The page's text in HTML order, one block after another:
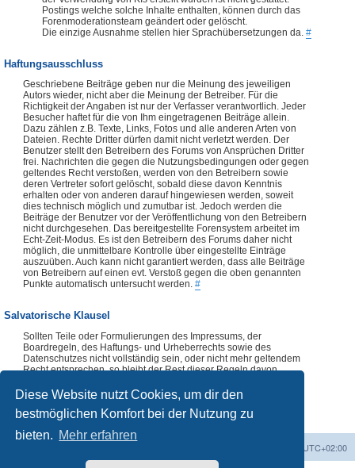
Diese Website nutzt Cookies, um dir den
bestmöglichen Komfort bei der Nutzung zu
bieten. Mehr erfahren
Postings welche solche Inhalte enthalten, können durch das
Forenmoderationsteam geändert oder gelöscht.
Die einzige Ausnahme stellen hier Sprachübersetzungen da. #
Haftungsausschluss
Geschriebene Beiträge geben nur die Meinung des jeweiligen
Autors wieder, nicht aber die Meinung der Betreiber. Für die
Richtigkeit der Angaben ist nur der Verfasser verantwortlich. Jeder
Besucher haftet für die von Ihm eingetragenen Beiträge allein.
Dazu zählen z.B. Texte, Links, Fotos und alle anderen Arten von
Dateien. Rechte Dritter dürfen damit nicht verletzt werden. Der
Benutzer stellt den Betreibern des Forums von Ansprüchen Dritter
frei. Nachrichten die gegen die Nutzungsbedingungen oder gegen
geltendes Recht verstoßen, werden von den Betreibern sowie
deren Vertreter sofort gelöscht, sobald diese davon Kenntnis
erhalten oder von anderen darauf hingewiesen werden, soweit
dies technisch möglich und zumutbar ist. Jedoch werden die
Beiträge der Benutzer vor der Veröffentlichung von den Betreibern
nicht durchgesehen. Das bereitgestellte Forensystem arbeitet im
Echt-Zeit-Modus. Es ist den Betreibern des Forums daher nicht
möglich, die unmittelbare Kontrolle über eingestellte Einträge
auszuüben. Auch kann nicht garantiert werden, dass alle Beiträge
von Betreibern auf einen evt. Verstoß gegen die oben genannten
Punkte automatisch untersucht werden. #
Salvatorische Klausel
Sollten Teile oder Formulierungen des Impressums, der
Boardregeln, des Haftungs- und Urheberrechts sowie des
Datenschutzes nicht vollständig sein, oder nicht mehr geltendem
Recht entsprechen, so bleibt der Rest dieser Regeln davon
auszugsweise, ist ohne vorherige Abklärung mit dem Forenteam
nicht zulässig.#
UTC+02:00